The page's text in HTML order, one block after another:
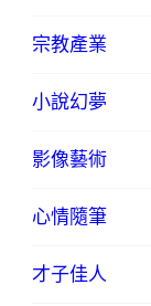
宗教產業
小說幻夢
影像藝術
心情隨筆
才子佳人